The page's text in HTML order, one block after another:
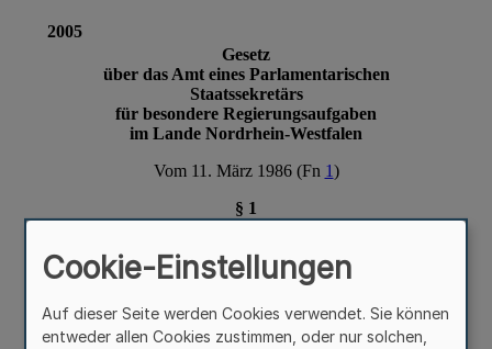
Cookie-Einstellungen
Auf dieser Seite werden Cookies verwendet. Sie können
entweder allen Cookies zustimmen, oder nur solchen,